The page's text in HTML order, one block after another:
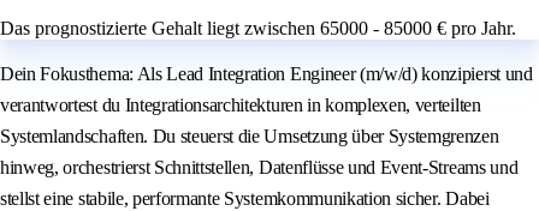
Das prognostizierte Gehalt liegt zwischen 65000 - 85000 € pro Jahr.
Dein Fokusthema: Als Lead Integration Engineer (m/w/d) konzipierst und
verantwortest du Integrationsarchitekturen in komplexen, verteilten
Systemlandschaften. Du steuerst die Umsetzung über Systemgrenzen
hinweg, orchestrierst Schnittstellen, Datenflüsse und Event-Streams und
stellst eine stabile, performante Systemkommunikation sicher. Dabei